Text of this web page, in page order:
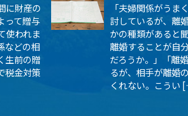
に財産の
って贈与
使われま
などの相
生前の贈
税金対策
「夫婦関係がうま
討しているが、離
かの種類があると
離婚することが自
だろうか。」「離
るが、相手が離婚
くれない。こうい